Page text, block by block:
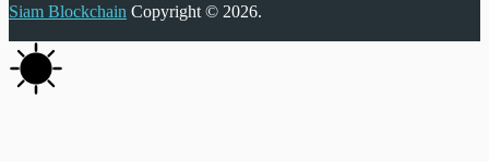
Siam Blockchain Copyright © 2026.